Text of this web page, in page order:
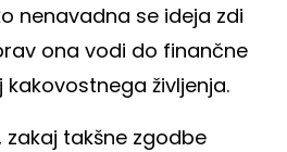
nenavadna se ideja zdi
ona vodi do finančne
življenja.
takšne zgodbe